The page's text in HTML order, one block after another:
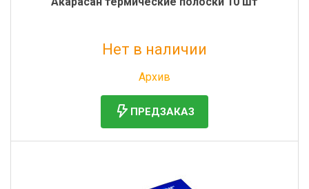
Нет в наличии
Архив
ПРЕДЗАКАЗ